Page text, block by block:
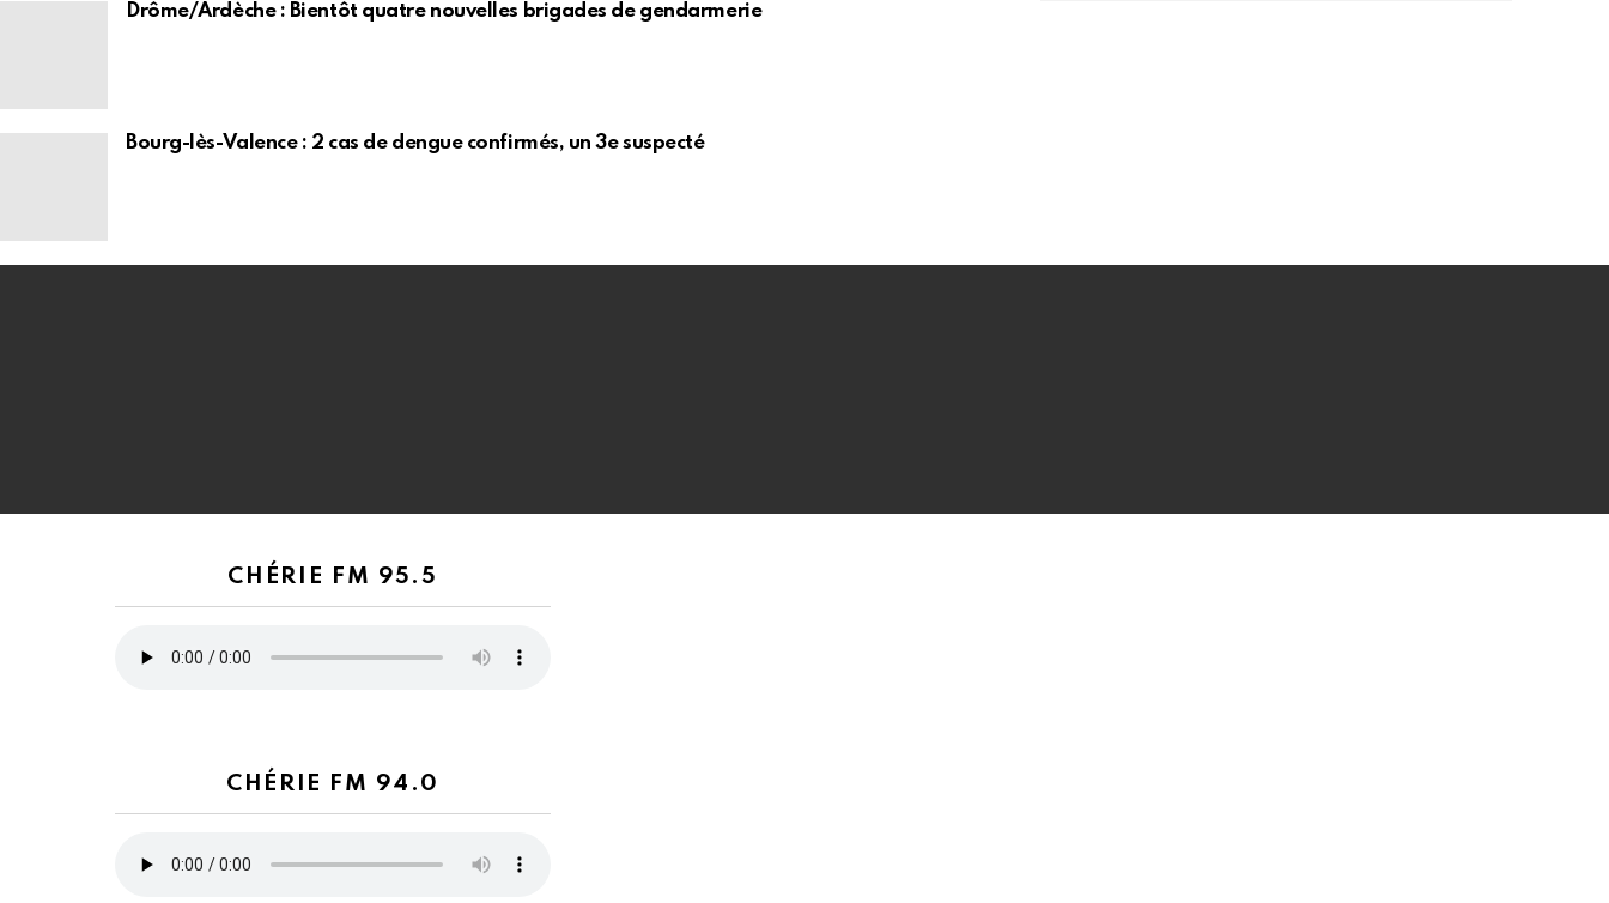
Drôme/Ardèche : Bientôt quatre nouvelles brigades de gendarmerie
Bourg-lès-Valence : 2 cas de dengue confirmés, un 3e suspecté
CHÉRIE FM 95.5
CHÉRIE FM 94.0